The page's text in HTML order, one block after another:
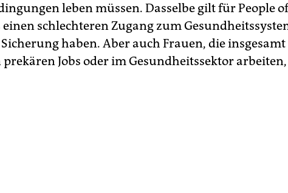
leben müssen. Dasselbe gilt für People
schlechteren Zugang zum
haben. Aber auch Frauen, die insgesamt
Jobs oder im Gesundheitssektor